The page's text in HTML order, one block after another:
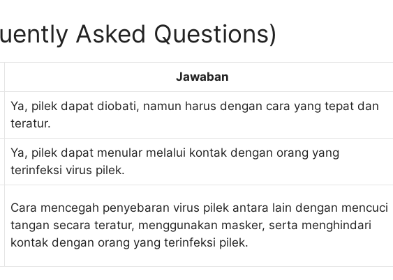
Asked Questions)
Jawaban
Ya, pilek dapat diobati, namun harus dengan cara yang tepat dan
teratur.
Ya, pilek dapat menular melalui kontak dengan orang yang
terinfeksi virus pilek.
Cara mencegah penyebaran virus pilek antara lain dengan mencuci
tangan secara teratur, menggunakan masker, serta menghindari
kontak dengan orang yang terinfeksi pilek.